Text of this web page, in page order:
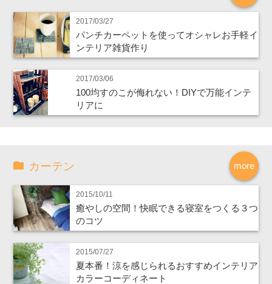
2017/03/27
パンチカーペットを使ってオシャレお手軽イ
ンテリア雑貨作り
2017/03/06
100均すのこが侮れない！DIYで万能インテ
リアに
more
カーテン
2015/10/11
癒やしの空間！快眠できる寝室をつくる３つ
のコツ
2015/07/27
夏本番！涼を感じられるおすすめインテリア
カラーコーディネート